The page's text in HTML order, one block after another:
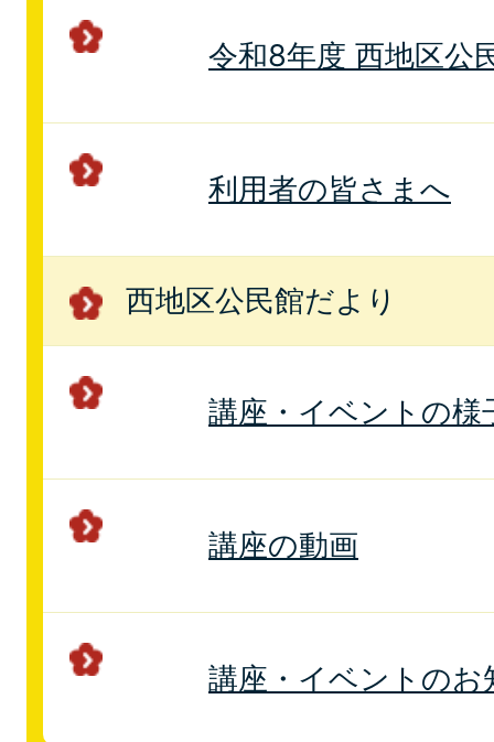
令和8年度 西地区公
利用者の皆さまへ
西地区公民館だより
講座・イベントの様
講座の動画
講座・イベントのお